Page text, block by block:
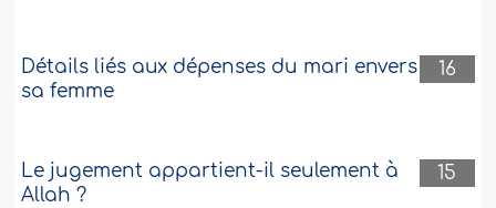
16
Détails liés aux dépenses du mari envers
sa femme
15
Le jugement appartient-il seulement à
Allah ?